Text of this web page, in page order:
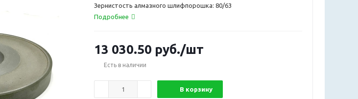
Зернистость алмазного шлифпорошка: 80/63
Подробнее
13 030.50 руб./шт
Есть в наличии
В корзину